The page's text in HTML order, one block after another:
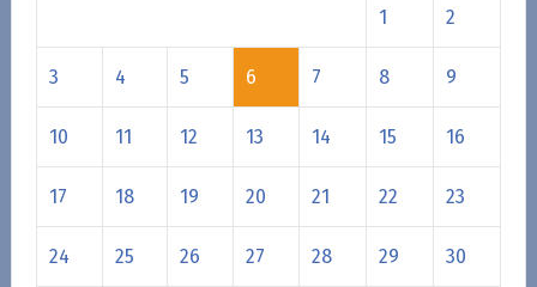
1 2
3 4 5 6 7 8 9
10 11 12 13 14 15 16
17 18 19 20 21 22 23
24 25 26 27 28 29 30